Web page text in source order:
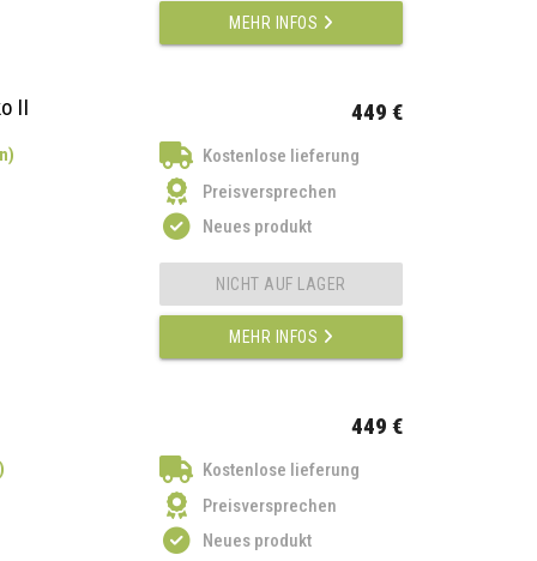
MEHR INFOS
II 449 €
Kostenlose lieferung
Preisversprechen
Neues produkt
NICHT AUF LAGER
MEHR INFOS
449 €
Kostenlose lieferung
Preisversprechen
Neues produkt